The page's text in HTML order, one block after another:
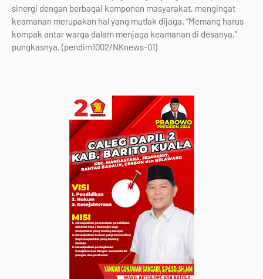
sinergi dengan berbagai komponen masyarakat, mengingat
keamanan merupakan hal yang mutlak dijaga. “Memang harus
kompak antar warga dalam menjaga keamanan di desanya,”
pungkasnya. (pendim1002/NKnews-01)